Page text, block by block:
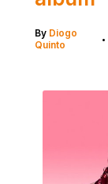
By Diogo
Quinto
•